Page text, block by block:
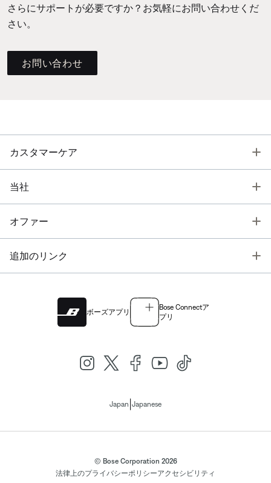
さらにサポートが必要ですか？お気軽にお問い合わせくだ
さい。
お問い合わせ
カスタマーケア
当社
オファー
追加のリンク
ボーズアプリ
Bose Connectア
プリ
Japan Japanese
© Bose Corporation 2026
法律上のプライバシーポリシーアクセシビリティ